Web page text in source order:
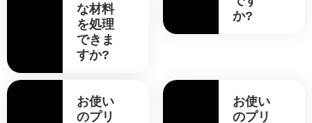
な材料
を処理
できま
すか?
か?
お使い
のプリ
お使い
のプリ